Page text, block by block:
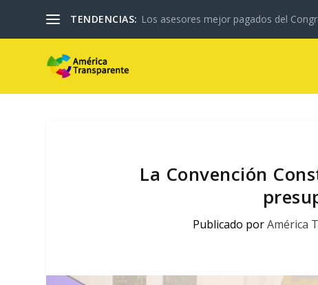
TENDENCIAS: Los asesores mejor pagados del
La Convención
Publicado porAmérica